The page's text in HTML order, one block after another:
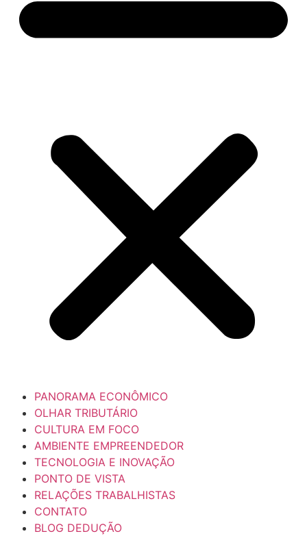
PANORAMA ECONÔMICO
OLHAR TRIBUTÁRIO
CULTURA EM FOCO
AMBIENTE EMPREENDEDOR
TECNOLOGIA E INOVAÇÃO
PONTO DE VISTA
RELAÇÕES TRABALHISTAS
CONTATO
BLOG DEDUÇÃO